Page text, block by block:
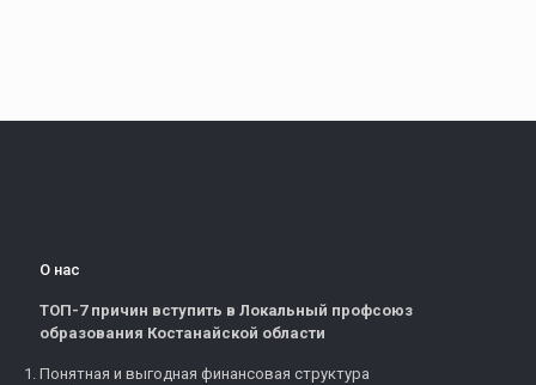
О нас
ТОП-7 причин вступить в Локальный профсоюз
образования Костанайской области
Понятная и выгодная финансовая структура